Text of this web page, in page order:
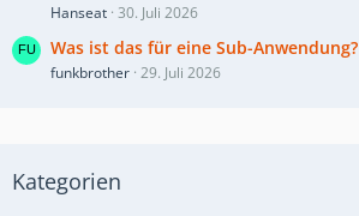
Hanseat 30. Juli 2026
Was ist das für eine Sub-Anwendung?
funkbrother 29. Juli 2026
Kategorien